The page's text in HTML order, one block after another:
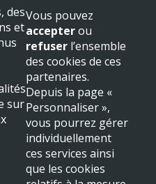
actualités
des
et
sur
Vous pouvez
accepterou
refuser l’ensemble
des cookies de ces
partenaires.
Depuis la page «
Personnaliser »,
vous pourrez gérer
individuellement
ces services ainsi
que les cookies